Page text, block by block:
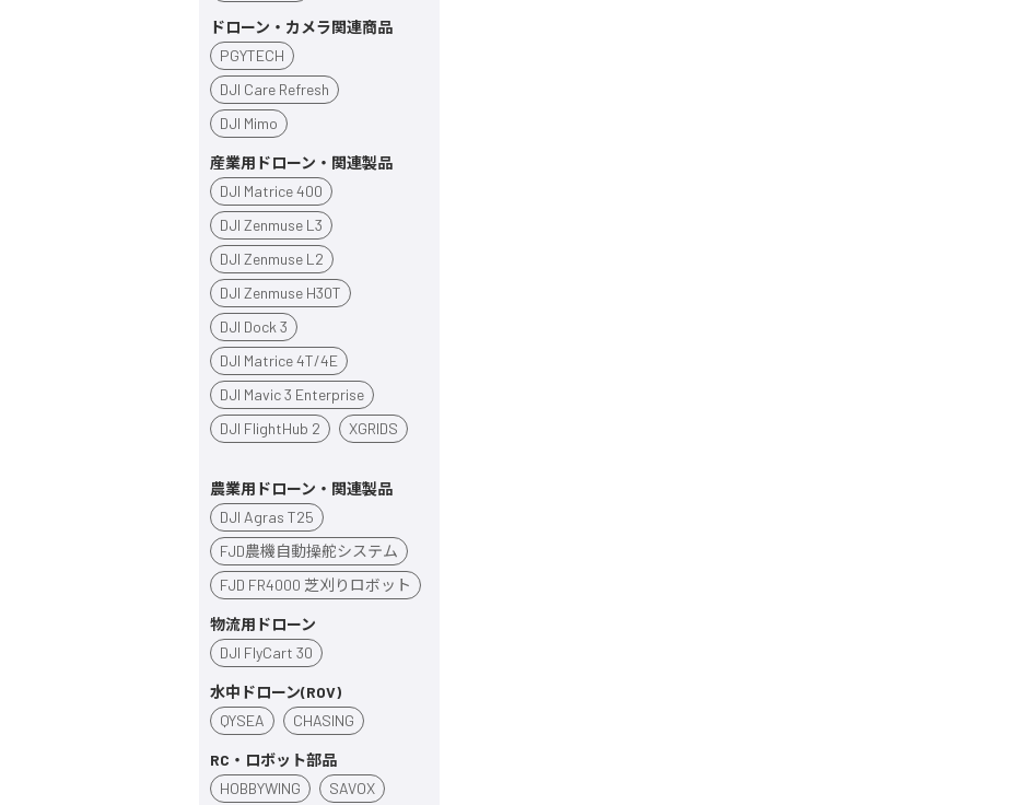
ドローン・カメラ関連商品
PGYTECH
DJI Care Refresh
DJI Mimo
産業用ドローン・関連製品
DJI Matrice 400
DJI Zenmuse L3
DJI Zenmuse L2
DJI Zenmuse H30T
DJI Dock 3
DJI Matrice 4T/4E
DJI Mavic 3 Enterprise
DJI FlightHub 2
XGRIDS
農業用ドローン・関連製品
DJI Agras T25
FJD農機自動操舵システム
FJD FR4000 芝刈りロボット
物流用ドローン
DJI FlyCart 30
水中ドローン(ROV)
QYSEA
CHASING
RC・ロボット部品
HOBBYWING
SAVOX